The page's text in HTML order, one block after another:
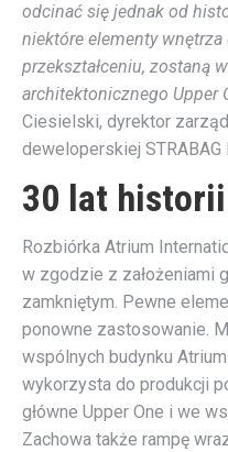
odcinać się jednak od
niektóre elementy
przekształceniu, zostaną
architektonicznego Upper
Ciesielski, dyrektor
deweloperskiej
30 lat
Rozbiórka Atrium
w zgodzie z założeniami
zamkniętym. Pewne
ponowne zastosowanie.
wspólnych budynku
wykorzysta do produkcji
główne Upper One i we
Zachowa także rampę